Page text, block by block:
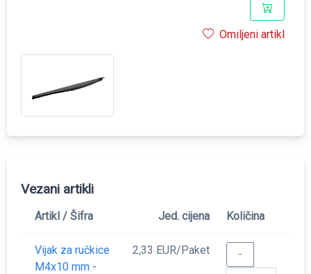
Omiljeni artikl
Vezani artikli
Artikl / Šifra Jed. cijena Količina
Vijak za ručkice
M4x10 mm -
2,33 EUR/Paket -